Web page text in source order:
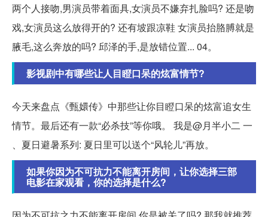
两个人接吻,男演员带着面具,女演员不嫌弃扎脸吗? 还是吻
戏,女演员这么放得开的? 还有坡跟凉鞋 女演员抬胳膊就是
腋毛,这么奔放的吗? 邱泽的手,是放错位置... 04。
影视剧中有哪些让人目瞪口呆的炫富情节?
今天来盘点《甄嬛传》中那些让你目瞪口呆的炫富追女生
情节。最后还有一款“必杀技”等你哦。 我是@月半小二 一
、夏日避暑系列: 夏日里可以送个“风轮儿”再放。
如果你因为不可抗力不能离开房间，让你选择三部
电影在家观看，你的选择是什么?